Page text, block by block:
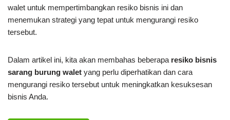
walet untuk mempertimbangkan resiko bisnis ini dan
menemukan strategi yang tepat untuk mengurangi resiko
tersebut.
Dalam artikel ini, kita akan membahas beberapa resiko bisnis
sarang burung walet yang perlu diperhatikan dan cara
mengurangi resiko tersebut untuk meningkatkan kesuksesan
bisnis Anda.